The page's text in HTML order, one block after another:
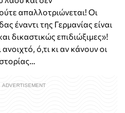
απαλλοτριώνεται! Οι
έναντι της Γερμανίας είναι
δικαστικώς επιδιώξιμες»!
ό,τι κι αν κάνουν οι